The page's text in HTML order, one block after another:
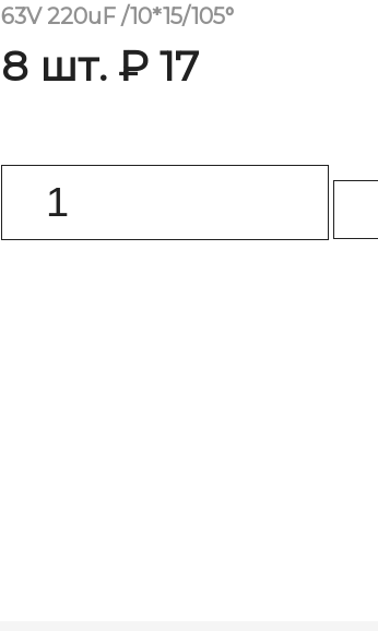
63V 220uF /10*15/105°
8 шт. ₽ 17